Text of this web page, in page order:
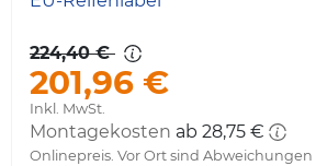
224,40 €
201,96 €
Inkl. MwSt.
Montagekosten ab 28,75 €
Onlinepreis. Vor Ort sind